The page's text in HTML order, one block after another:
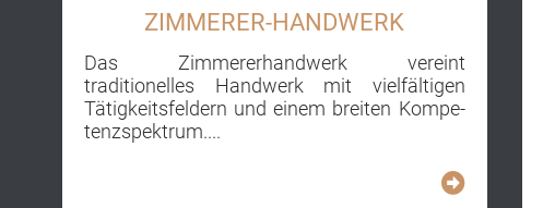
ZIMMERER-HANDWERK
Das Zimmererhandwerk vereint
traditionelles Handwerk mit viel­fältigen
Tätig­keits­fel­dern und ei­nem brei­ten Kom­pe­
tenz­spek­trum....